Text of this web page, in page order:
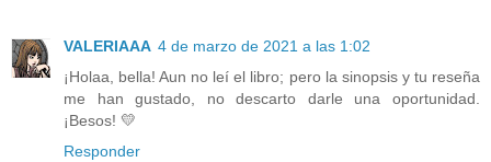
VALERIAAA 4 de marzo de 2021 a las 1:02
¡Holaa, bella! Aun no leí el libro; pero la sinopsis y tu reseña
me han gustado, no descarto darle una oportunidad.
¡Besos! 💛
Responder